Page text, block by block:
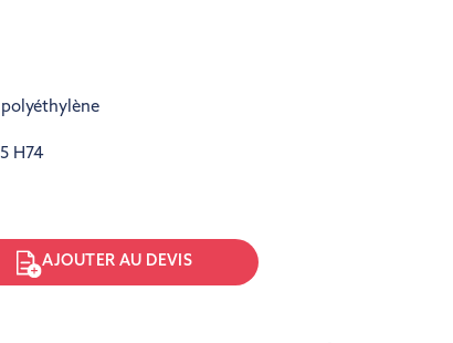
polyéthylène
H74
AJOUTER AU DEVIS